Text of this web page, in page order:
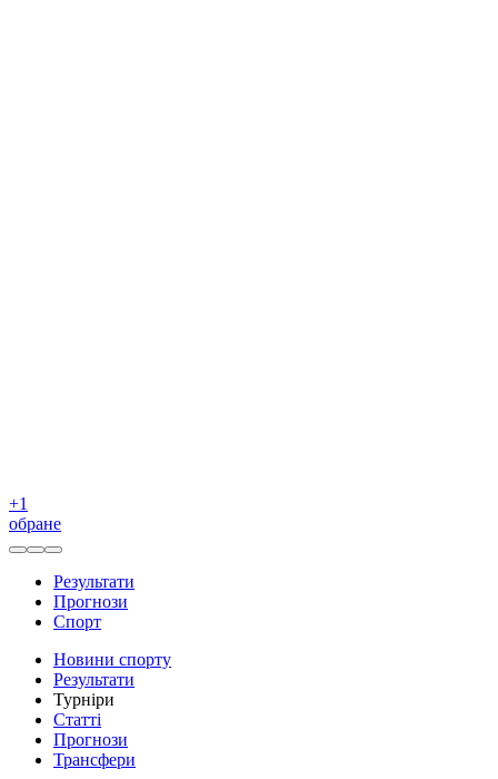
+1
обране
Результати
Прогнози
Спорт
Новини спорту
Результати
Турніри
Статті
Прогнози
Трансфери